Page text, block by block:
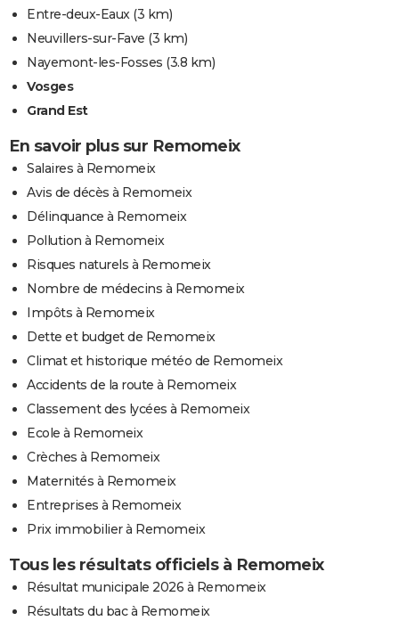
Entre-deux-Eaux(3 km)
Neuvillers-sur-Fave (3 km)
Nayemont-les-Fosses (3.8 km)
Vosges
Grand Est
En savoir plus sur Remomeix
Salaires à Remomeix
Avis de décès à Remomeix
Délinquance à Remomeix
Pollution à Remomeix
Risques naturels à Remomeix
Nombre de médecins à Remomeix
Impôts à Remomeix
Dette et budget de Remomeix
Climat et historique météo de Remomeix
Accidents de la route à Remomeix
Classement des lycées à Remomeix
Ecole à Remomeix
Crèches à Remomeix
Maternités à Remomeix
Entreprises à Remomeix
Prix immobilier à Remomeix
Tous les résultats officiels à Remomeix
Résultat municipale 2026 à Remomeix
Résultats du bac à Remomeix